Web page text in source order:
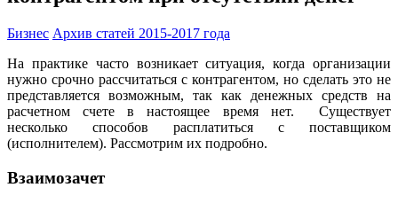
Бизнес Архив статей 2015-2017 года
На практике часто возникает ситуация, когда организации
нужно срочно рассчитаться с контрагентом, но сделать это не
представляется возможным, так как денежных средств на
расчетном счете в настоящее время нет. Существует
несколько способов расплатиться с поставщиком
(исполнителем). Рассмотрим их подробно.
Взаимозачет